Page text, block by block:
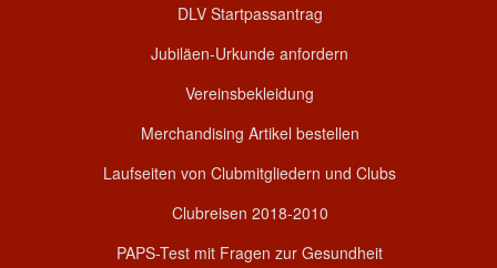
DLV Startpassantrag
Jubiläen-Urkunde anfordern
Vereinsbekleidung
Merchandising Artikel bestellen
Laufseiten von Clubmitgliedern und Clubs
Clubreisen 2018-2010
PAPS-Test mit Fragen zur Gesundheit